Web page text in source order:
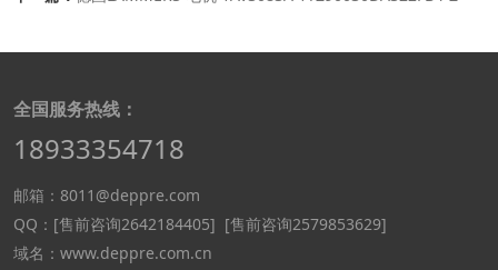
全国服务热线：
18933354718
邮箱：8011@deppre.com
QQ： [售前咨询2642184405] [售前咨询2579853629]
域名：www.deppre.com.cn